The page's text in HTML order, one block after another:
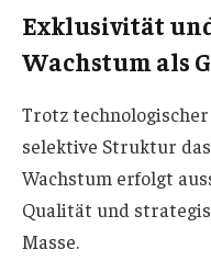
Exklusivität
Wachstum als
Trotz
selektive Struktur
Wachstum erfolgt
Qualität und
Masse.